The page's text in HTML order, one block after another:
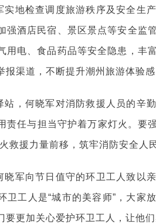
实地检查调度旅游秩序及安全生
强酒店民宿、景区景点等安全监
用电、食品药品等安全隐患，丰
报渠道，不断提升潮州旅游体验感
站，何晓军对消防救援人员的辛
责任与担当守护着万家灯火。要
救援力量前移，筑牢消防安全人
晓军向节日值守的环卫工人致以
卫工人是“城市的美容师”，大家
要更加关心爱护环卫工人，让他